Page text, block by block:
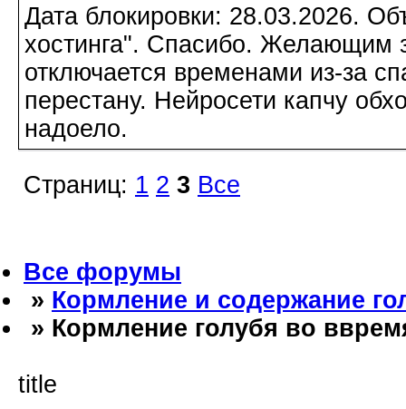
Дата блокировки: 28.03.2026.
хостинга". Спасибо. Желающим
отключается временами из-за
перестану. Нейросети капчу
надоело.
Страниц: 1 2 3 Все
Все форумы
» Кормление и содержание
» Кормление голубя во
title